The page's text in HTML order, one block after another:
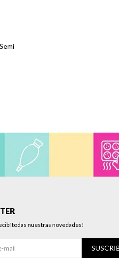
todas nuestras novedades!